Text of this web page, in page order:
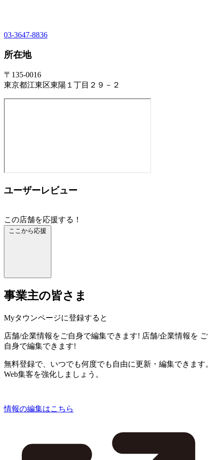
03-3647-8836
所在地
〒135-0016
東京都江東区東陽１丁目２９－２
ユーザーレビュー
この店舗を応援する！
ここから応援
事業主の皆さま
Myタウンページに登録すると
店舗/企業情報をご自身で編集できます! 店舗/企業情報を ご
自身で編集できます!
無料登録で、いつでも何度でも自由に更新・編集できます。
Web集客を強化しましょう。
情報の編集はこちら